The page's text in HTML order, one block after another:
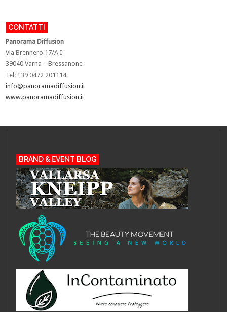
CONTATTI
Panorama Diffusion
Via Brennero 17/A I
39040 Varna – Bressanone
Tel: +39 0472 201114
info@panoramadiffusion.it
www.panoramadiffusion.it
BRAND & EVENT BLOG